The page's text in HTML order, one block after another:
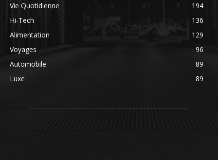
Vie Quotidienne
194
Hi-Tech
136
Alimentation
129
Voyages
96
Automobile
89
Luxe
89